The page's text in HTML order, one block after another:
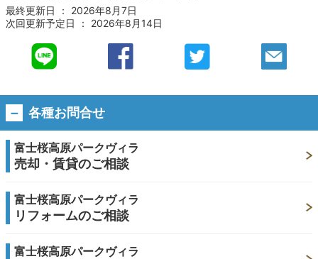
最終更新日 ： 2026年8月7日
次回更新予定日 ： 2026年8月14日
各種お問合せ
富士桜高原パークヴィラ
売却・賃貸のご相談
富士桜高原パークヴィラ
リフォームのご相談
富士桜高原パークヴィラ